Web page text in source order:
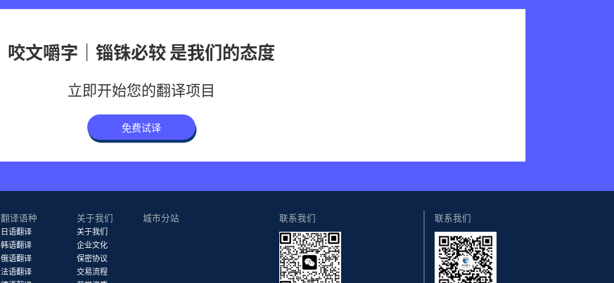
咬文嚼字｜锱铢必较 是我们的态度
立即开始您的翻译项目
免费试译
翻译语种
日语翻译
韩语翻译
俄语翻译
法语翻译
关于我们
关于我们
企业文化
保密协议
交易流程
城市分站 联系我们 联系我们